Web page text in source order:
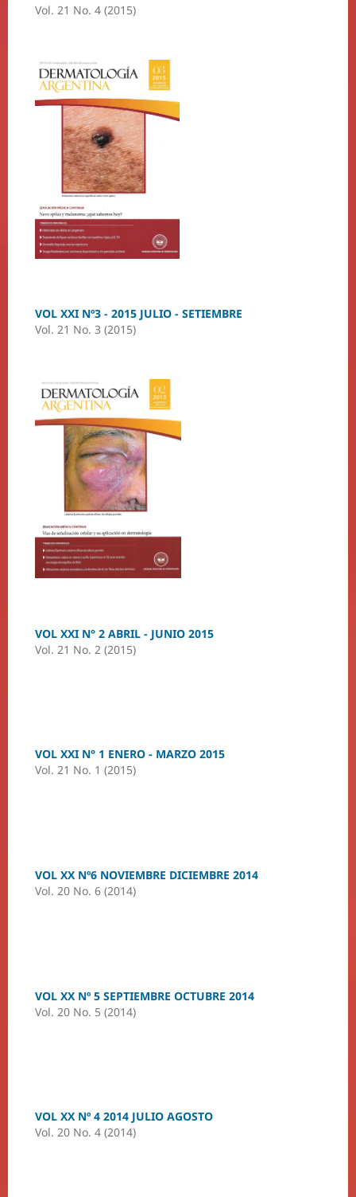
Vol. 21 No. 4 (2015)
VOL XXI Nº3 - 2015 JULIO - SETIEMBRE
Vol. 21 No. 3 (2015)
VOL XXI N° 2 ABRIL - JUNIO 2015
Vol. 21 No. 2 (2015)
VOL XXI N° 1 ENERO - MARZO 2015
Vol. 21 No. 1 (2015)
VOL XX Nº6 NOVIEMBRE DICIEMBRE 2014
Vol. 20 No. 6 (2014)
VOL XX Nº 5 SEPTIEMBRE OCTUBRE 2014
Vol. 20 No. 5 (2014)
VOL XX Nº 4 2014 JULIO AGOSTO
Vol. 20 No. 4 (2014)